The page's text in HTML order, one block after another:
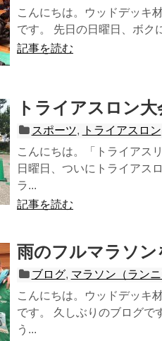
こんにちは。ウッドデッキ
です。 先日の日曜日、ボク
記事を読む
トライアスロン大
スポーツ, トライアスロン
こんにちは。「トライアス
日曜日、ついにトライアス
ラ...
記事を読む
雨のフルマラソン
ブログ, マラソン（ランニ
こんにちは。ウッドデッキ
です。 久しぶりのブログで
う...